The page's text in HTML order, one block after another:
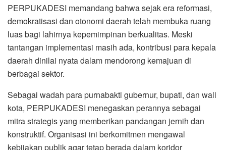
PERPUKADESI memandang bahwa sejak era reformasi,
demokratisasi dan otonomi daerah telah membuka ruang
luas bagi lahirnya kepemimpinan berkualitas. Meski
tantangan implementasi masih ada, kontribusi para kepala
daerah dinilai nyata dalam mendorong kemajuan di
berbagai sektor.
Sebagai wadah para purnabakti gubernur, bupati, dan wali
kota, PERPUKADESI menegaskan perannya sebagai
mitra strategis yang memberikan pandangan jernih dan
konstruktif. Organisasi ini berkomitmen mengawal
kebijakan publik agar tetap berada dalam koridor